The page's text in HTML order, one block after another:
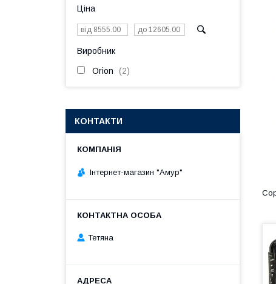
Ціна
Виробник
Orion 2
КОНТАКТИ
Інтернет-магазин "Амур"
Тетяна